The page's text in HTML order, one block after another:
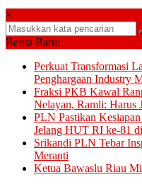
×
Berita Baru:
Perkuat Transformasi
Penghargaan Industry
Fraksi PKB Kawal
Nelayan, Ramli: Harus
PLN Pastikan
Jelang HUT RI ke-81
Srikandi PLN Tebar
Meranti
Ketua Bawaslu Riau